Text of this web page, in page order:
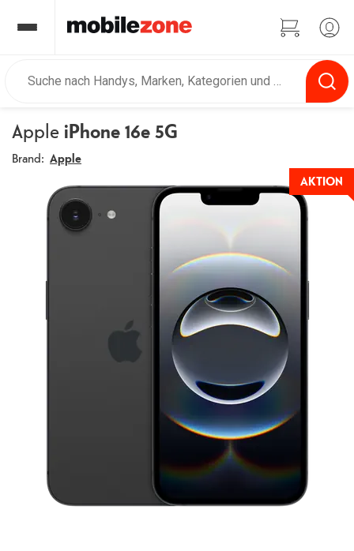
Apple iPhone 16e 5G
Brand: Apple
AKTION